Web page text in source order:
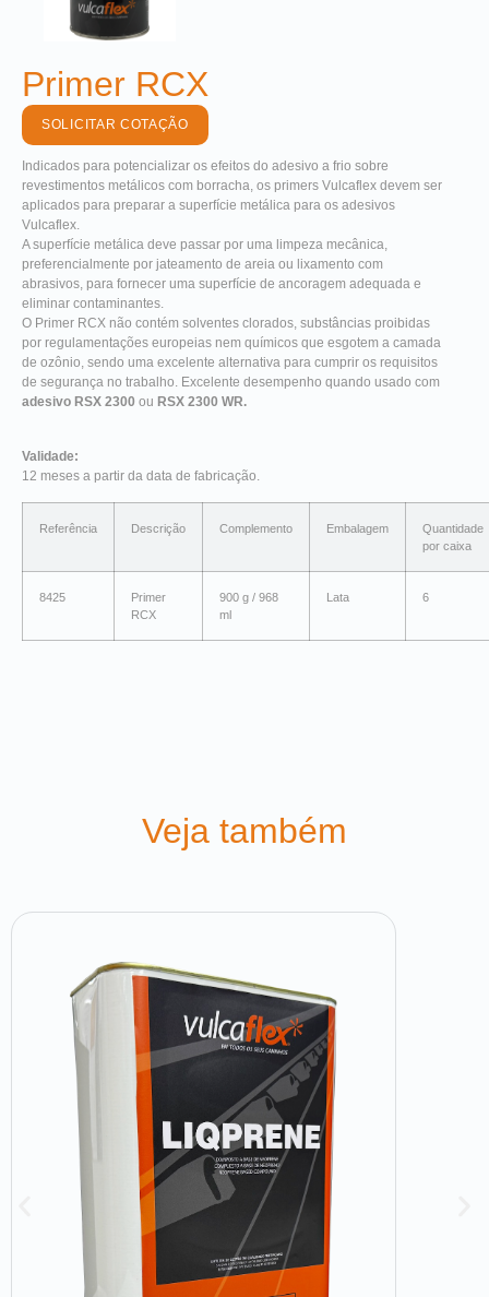
Primer RCX
SOLICITAR COTAÇÃO
Indicados para potencializar os efeitos do adesivo a frio sobre
revestimentos metálicos com borracha, os primers Vulcaflex devem ser
aplicados para preparar a superfície metálica para os adesivos
Vulcaflex.
A superfície metálica deve passar por uma limpeza mecânica,
preferencialmente por jateamento de areia ou lixamento com
abrasivos, para fornecer uma superfície de ancoragem adequada e
eliminar contaminantes.
O Primer RCX não contém solventes clorados, substâncias proibidas
por regulamentações europeias nem químicos que esgotem a camada
de ozônio, sendo uma excelente alternativa para cumprir os requisitos
de segurança no trabalho. Excelente desempenho quando usado com
adesivo RSX 2300 ou RSX 2300 WR.
Validade:
12 meses a partir da data de fabricação.
Referência Descrição Complemento Embalagem
Quantidade
por caixa
8425
Primer
RCX
900 g / 968
ml
Lata 6
Veja também